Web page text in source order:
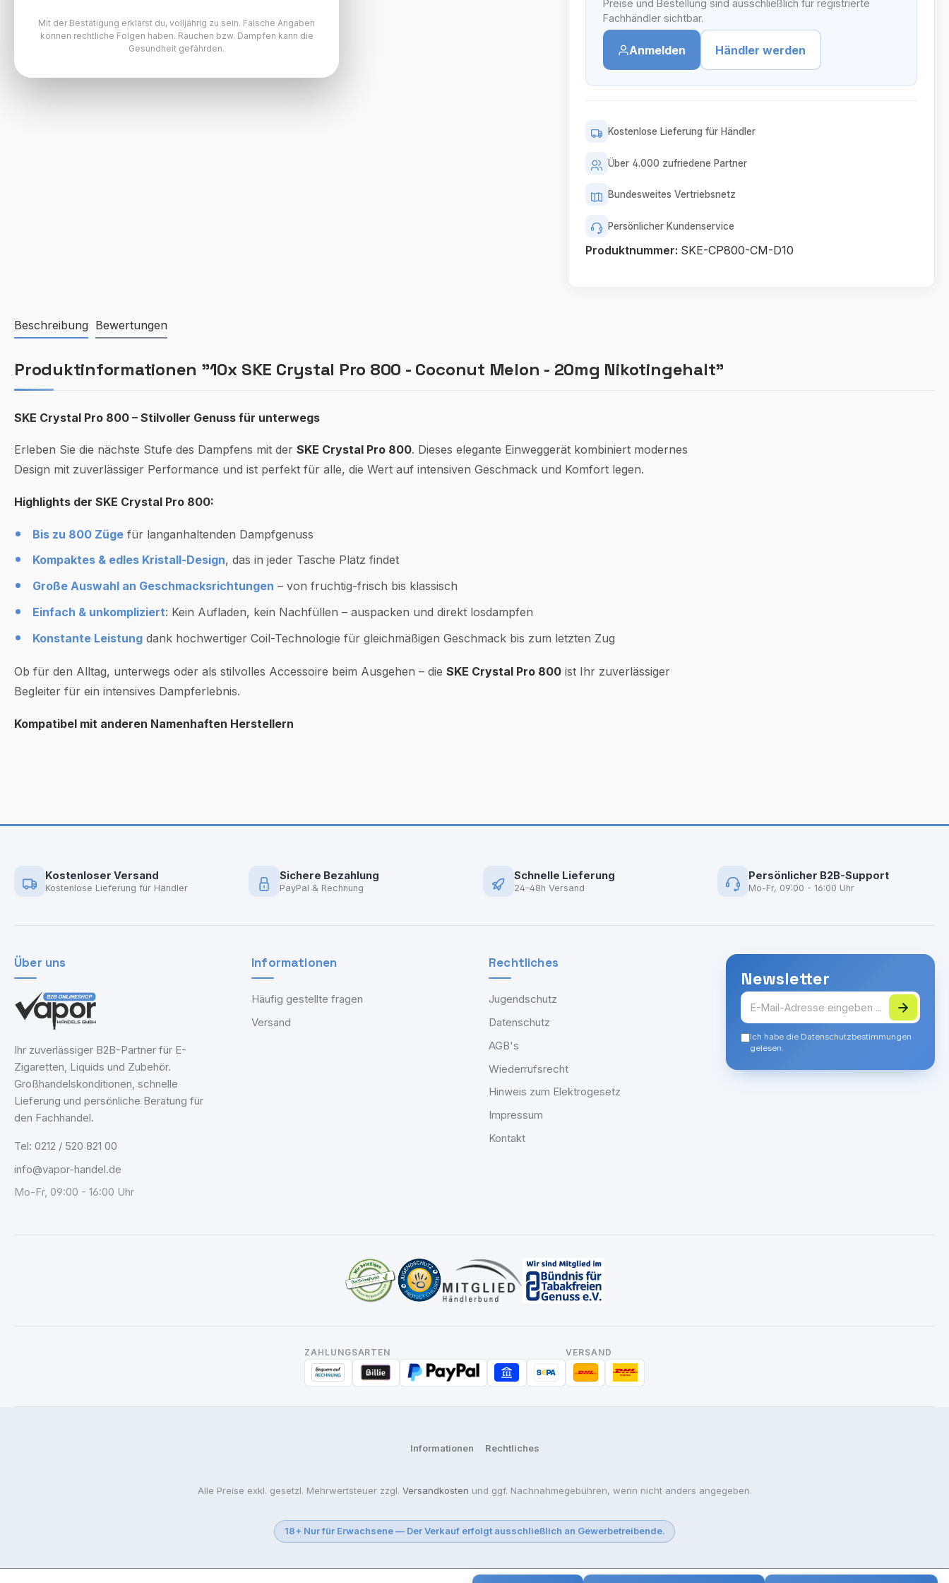
Preise und Bestellung sind ausschließlich für registrierte
Fachhändler sichtbar.
Anmelden Händler werden
Kostenlose Lieferung für Händler
Über 4.000 zufriedene Partner
Bundesweites Vertriebsnetz
Persönlicher Kundenservice
Produktnummer: SKE-CP800-CM-D10
Beschreibung Bewertungen
Produktinformationen "10x SKE Crystal Pro 800 - Coconut Melon - 20mg Nikotingehalt"
SKE Crystal Pro 800 – Stilvoller Genuss für unterwegs
Erleben Sie die nächste Stufe des Dampfens mit der SKE Crystal Pro 800. Dieses elegante Einweggerät kombiniert modernes
Design mit zuverlässiger Performance und ist perfekt für alle, die Wert auf intensiven Geschmack und Komfort legen.
Highlights der SKE Crystal Pro 800:
Bis zu 800 Zügefür langanhaltenden Dampfgenuss
Kompaktes & edles Kristall-Design, das in jeder Tasche Platz findet
Große Auswahl an Geschmacksrichtungen – von fruchtig-frisch bis klassisch
Einfach & unkompliziert: Kein Aufladen, kein Nachfüllen – auspacken und direkt losdampfen
Konstante Leistungdank hochwertiger Coil-Technologie für gleichmäßigen Geschmack bis zum letzten Zug
Ob für den Alltag, unterwegs oder als stilvolles Accessoire beim Ausgehen – die SKE Crystal Pro 800 ist Ihr zuverlässiger
Begleiter für ein intensives Dampferlebnis.
Kompatibel mit anderen Namenhaften Herstellern
Kostenloser Versand
Kostenlose Lieferung für Händler
Sichere Bezahlung
PayPal & Rechnung
Schnelle Lieferung
24–48h Versand
Persönlicher B2B-Support
Mo-Fr, 09:00 - 16:00 Uhr
Über uns
Ihr zuverlässiger B2B-Partner für E-
Zigaretten, Liquids und Zubehör.
Großhandelskonditionen, schnelle
Lieferung und persönliche Beratung für
den Fachhandel.
Tel: 0212 / 520 821 00
info@vapor-handel.de
Mo-Fr, 09:00 - 16:00 Uhr
Informationen
Häufig gestellte fragen
Versand
Rechtliches
Jugendschutz
Datenschutz
AGB's
Wiederrufsrecht
Hinweis zum Elektrogesetz
Impressum
Kontakt
Newsletter
Ich habe die Datenschutzbestimmungen
gelesen.
ZAHLUNGSARTEN VERSAND
Informationen Rechtliches
Alle Preise exkl. gesetzl. Mehrwertsteuer zzgl. Versandkosten und ggf. Nachnahmegebühren, wenn nicht anders angegeben.
18+ Nur für Erwachsene — Der Verkauf erfolgt ausschließlich an Gewerbetreibende.
Mit der Bestätigung erklärst du, volljährig zu sein. Falsche Angaben
können rechtliche Folgen haben. Rauchen bzw. Dampfen kann die
Gesundheit gefährden.